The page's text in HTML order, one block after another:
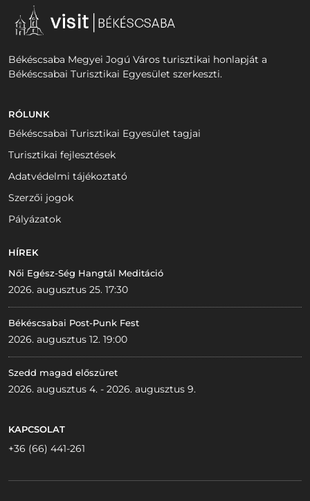
Békéscsaba Megyei Jogú Város turisztikai honlapját a
Békéscsabai Turisztikai Egyesület szerkeszti.
RÓLUNK
Békéscsabai Turisztikai Egyesület tagjai
Turisztikai fejlesztések
Adatvédelmi tájékoztató
Szerzői jogok
Pályázatok
HÍREK
Női Egész-Ség Hangtál Meditáció
2026. augusztus 25. 17:30
Békéscsabai Post-Punk Fest
2026. augusztus 12. 19:00
Szedd magad előszüret
2026. augusztus 4. - 2026. augusztus 9.
KAPCSOLAT
+36 (66) 441-261